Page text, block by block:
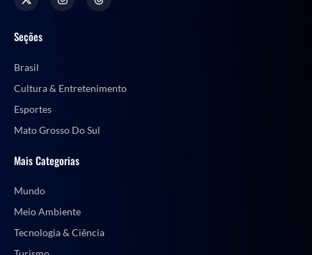
Seções
Brasil
Cultura & Entretenimento
Esportes
Mato Grosso Do Sul
Mais Categorias
Mundo
Meio Ambiente
Tecnologia & Ciência